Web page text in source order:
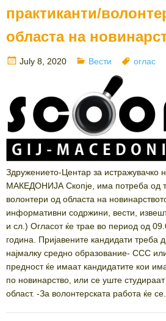
практиканти/
областа на
Posted
July 8, 2020 Categories
Вести Tags
оглас
Здружението-Центар за истражувачко
МАКЕДОНИЈА Скопје, има потреба од
волонтери од областа на
информативни содржини, вести,
и сл.) Огласот ќе трае во период од
година. Пријавените кандидати треба
најмалку средно образование- ССС
предност ќе имаат кандидатите кои
по новинарство, или се уште
област. -За волонтерската работа ќе се...